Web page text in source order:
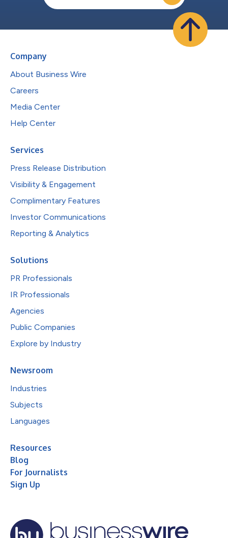
Company
About Business Wire
Careers
Media Center
Help Center
Services
Press Release Distribution
Visibility & Engagement
Complimentary Features
Investor Communications
Reporting & Analytics
Solutions
PR Professionals
IR Professionals
Agencies
Public Companies
Explore by Industry
Newsroom
Industries
Subjects
Languages
Resources
Blog
For Journalists
Sign Up